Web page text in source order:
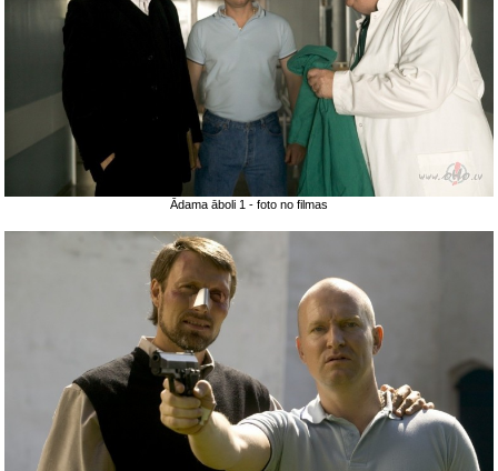
Ādama āboli 1 - foto no filmas